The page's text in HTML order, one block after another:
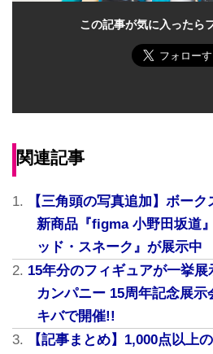
この記事が気に入ったら
関連記事
【三角頭の写真追加】ボー
新商品『figma 小野田坂道
ッド・スネーク』が展示中
15年分のフィギュアが一挙
カンパニー 15周年記念展示
キバで開催!!
【記事まとめ】1,000点以上